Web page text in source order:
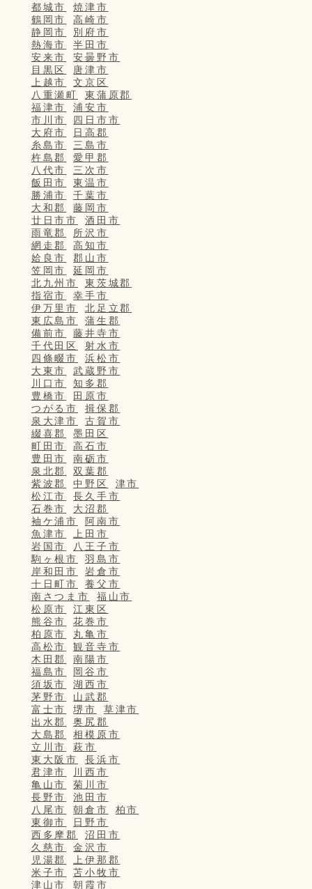
都城市
焼津市
鶴岡市
高崎市
静岡市
別府市
熱海市
半田市
安来市
安曇野市
目黒区
唐津市
上越市
文京区
八重瀬町
東蒲原郡
福津市
浦安市
市川市
四日市市
大府市
日高郡
糸島市
三島市
杵島郡
愛甲郡
八代市
三次市
飯田市
東温市
勝浦市
千葉市
大和郡
藤岡市
廿日市市
酒田市
雨竜郡
所沢市
網走郡
高知市
姶良市
郡山市
笠岡市
延岡市
北九州市
東茨城郡
指宿市
幸手市
伊万里市
北足立郡
東広島市
蒲生郡
備前市
藤井寺市
千代田区
射水市
四條畷市
浜松市
大東市
武蔵野市
川口市
知多郡
豊橋市
田原市
つがる市
揖保郡
泉大津市
古賀市
綴喜郡
墨田区
町田市
高石市
豊田市
南砺市
泉北郡
双葉郡
紫波郡
中野区
津市
松江市
長久手市
石巻市
大沼郡
袖ケ浦市
阿南市
魚津市
上田市
岩国市
八王子市
駒ヶ根市
羽島市
岸和田市
岩倉市
十日町市
養父市
南さつま市
福山市
松原市
江東区
熊谷市
花巻市
柏原市
丸亀市
高松市
観音寺市
木田郡
南陽市
福島市
岡谷市
須坂市
湖西市
茅野市
山武郡
富士市
堺市
草津市
出水郡
奥尻郡
大島郡
相模原市
立川市
萩市
東大阪市
長浜市
君津市
川西市
亀山市
菊川市
長野市
池田市
八尾市
朝倉市
柏市
東御市
日野市
西多摩郡
沼田市
久慈市
金沢市
児湯郡
上伊那郡
米子市
苫小牧市
津山市
朝霞市